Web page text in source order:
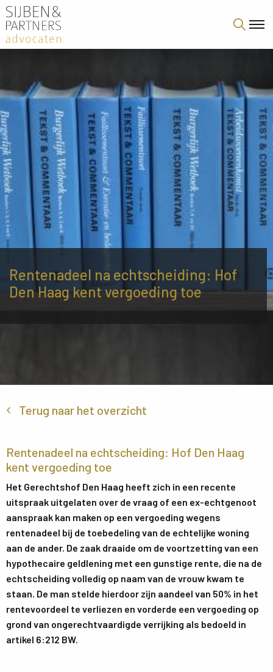
Rentenadeel na echtscheiding: Hof
Den Haag kent vergoeding toe
Terug naar het overzicht
Rentenadeel na echtscheiding: Hof Den Haag
kent vergoeding toe
Het Gerechtshof Den Haag heeft zich in een recente
uitspraak uitgelaten over de vraag of een ex-echtgenoot
aanspraak kan maken op een vergoeding wegens
rentenadeel bij de toebedeling van de echtelijke woning
aan de ander. De zaak draaide om de voortzetting van een
hypothecaire geldlening met een gunstige rente, die na de
echtscheiding volledig op naam van de vrouw kwam te
staan. De man stelde hierdoor zijn aandeel van 50% in het
rentevoordeel te verliezen en vorderde een vergoeding op
grond van ongerechtvaardigde verrijking als bedoeld in
artikel 6:212 BW.